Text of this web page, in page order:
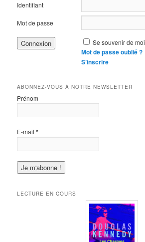
Identifiant
Mot de passe
Se souvenir de moi
Mot de passe oublié ?
S’inscrire
ABONNEZ-VOUS À NOTRE NEWSLETTER
Prénom
E-mail*
LECTURE EN COURS